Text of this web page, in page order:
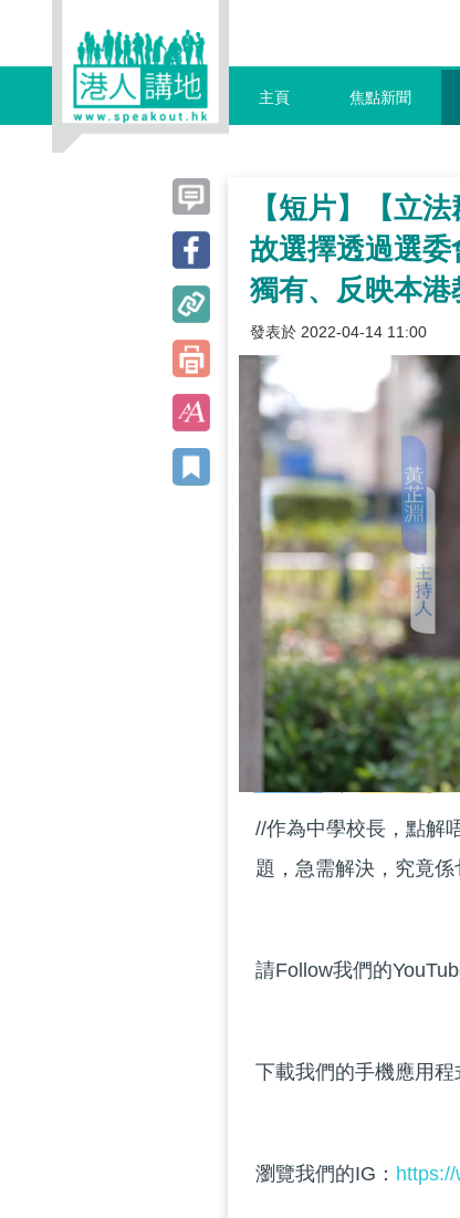
主頁 焦點新聞
【短片】【立
故選擇透過選
獨有、反映本
發表於 2022-04-14 11:00
//作為中學校長，點解
題，急需解決，究竟
請Follow我們的
下載我們的手機應用程
瀏覽我們的IG：